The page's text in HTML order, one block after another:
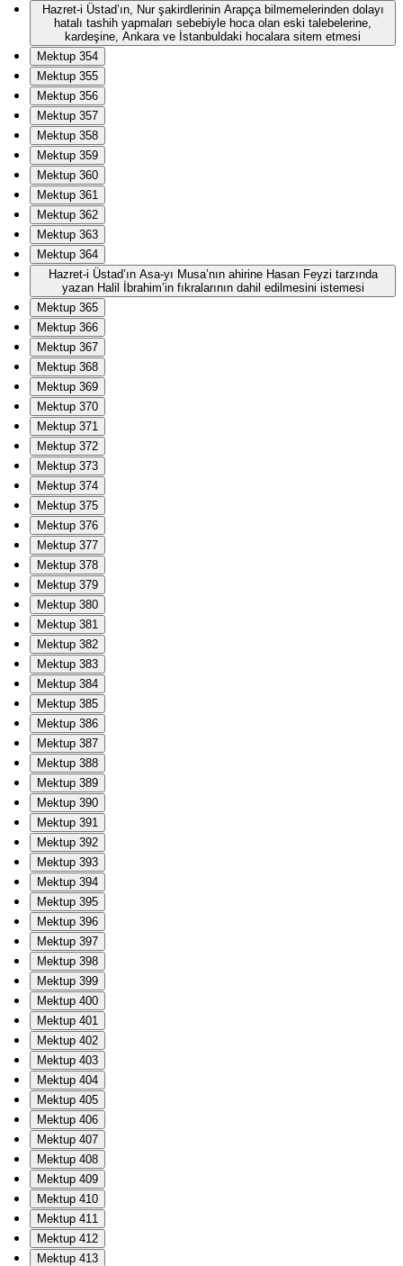
Hazret-i Üstad’ın, Nur şakirdlerinin Arapça bilmemelerinden dolayı
hatalı tashih yapmaları sebebiyle hoca olan eski talebelerine,
kardeşine, Ankara ve İstanbuldaki hocalara sitem etmesi
Mektup 354
Mektup 355
Mektup 356
Mektup 357
Mektup 358
Mektup 359
Mektup 360
Mektup 361
Mektup 362
Mektup 363
Mektup 364
Hazret-i Üstad’ın Asa-yı Musa’nın ahirine Hasan Feyzi tarzında
yazan Halil İbrahim’in fıkralarının dahil edilmesini istemesi
Mektup 365
Mektup 366
Mektup 367
Mektup 368
Mektup 369
Mektup 370
Mektup 371
Mektup 372
Mektup 373
Mektup 374
Mektup 375
Mektup 376
Mektup 377
Mektup 378
Mektup 379
Mektup 380
Mektup 381
Mektup 382
Mektup 383
Mektup 384
Mektup 385
Mektup 386
Mektup 387
Mektup 388
Mektup 389
Mektup 390
Mektup 391
Mektup 392
Mektup 393
Mektup 394
Mektup 395
Mektup 396
Mektup 397
Mektup 398
Mektup 399
Mektup 400
Mektup 401
Mektup 402
Mektup 403
Mektup 404
Mektup 405
Mektup 406
Mektup 407
Mektup 408
Mektup 409
Mektup 410
Mektup 411
Mektup 412
Mektup 413